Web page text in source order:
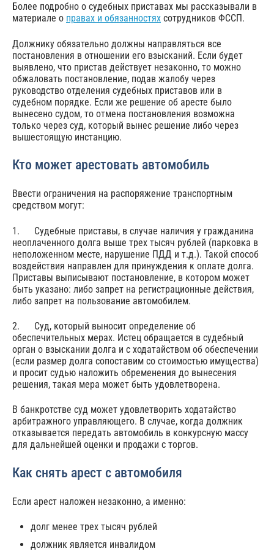
Более подробно о судебных приставах мы рассказывали в
материале о правах и обязанностях сотрудников ФССП.
Должнику обязательно должны направляться все
постановления в отношении его взысканий. Если будет
выявлено, что пристав действует незаконно, то можно
обжаловать постановление, подав жалобу через
руководство отделения судебных приставов или в
судебном порядке. Если же решение об аресте было
вынесено судом, то отмена постановления возможна
только через суд, который вынес решение либо через
вышестоящую инстанцию.
Кто может арестовать автомобиль
Ввести ограничения на распоряжение транспортным
средством могут:
1. Судебные приставы, в случае наличия у гражданина
неоплаченного долга выше трех тысяч рублей (парковка в
неположенном месте, нарушение ПДД и т.д.). Такой способ
воздействия направлен для принуждения к оплате долга.
Приставы выписывают постановление, в котором может
быть указано: либо запрет на регистрационные действия,
либо запрет на пользование автомобилем.
2. Суд, который выносит определение об
обеспечительных мерах. Истец обращается в судебный
орган о взыскании долга и с ходатайством об обеспечении
(если размер долга сопоставим со стоимостью имущества)
и просит судью наложить обременения до вынесения
решения, такая мера может быть удовлетворена.
В банкротстве суд может удовлетворить ходатайство
арбитражного управляющего. В случае, когда должник
отказывается передать автомобиль в конкурсную массу
для дальнейшей оценки и продажи с торгов.
Как снять арест с автомобиля
Если арест наложен незаконно, а именно:
долг менее трех тысяч рублей
должник является инвалидом